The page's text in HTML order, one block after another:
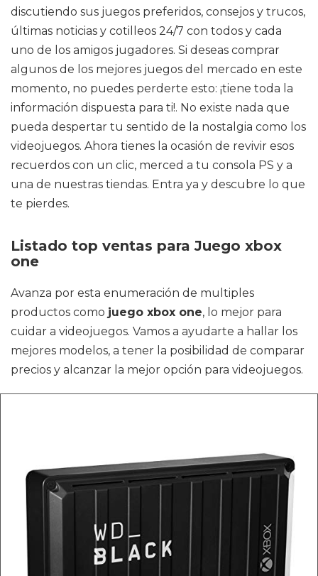
discutiendo sus juegos preferidos, consejos y trucos,
últimas noticias y cotilleos 24/7 con todos y cada
uno de los amigos jugadores. Si deseas comprar
algunos de los mejores juegos del mercado en este
momento, no puedes perderte esto: ¡tiene toda la
información dispuesta para ti!. No existe nada que
pueda despertar tu sentido de la nostalgia como los
videojuegos. Ahora tienes la ocasión de revivir esos
recuerdos con un clic, merced a tu consola PS y a
una de nuestras tiendas. Entra ya y descubre lo que
te pierdes.
Listado top ventas para Juego xbox
one
Avanza por esta enumeración de multiples
productos como juego xbox one, lo mejor para
cuidar a videojuegos. Vamos a ayudarte a hallar los
mejores modelos, a tener la posibilidad de comparar
precios y alcanzar la mejor opción para videojuegos.